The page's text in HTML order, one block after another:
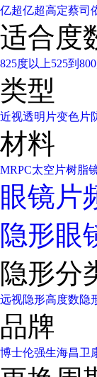
亿超亿超高定蔡司
适合度
825度以上525到
类型
近视透明片变色片
材料
MRPC太空片树脂
眼镜片
隐形眼
隐形分
远视隐形高度数隐
品牌
博士伦强生海昌卫